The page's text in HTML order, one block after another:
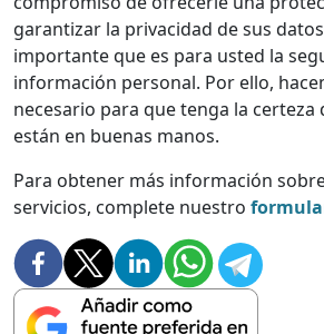
garantizar la privacidad de sus
importante que es para usted la
información personal. Por ello,
necesario para que tenga la certeza
están en buenas manos.
Para obtener más información
servicios, complete nuestro